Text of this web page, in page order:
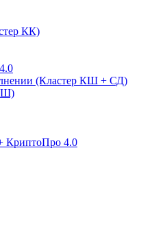
КК)
(Кластер КШ + СД)
КриптоПро 4.0